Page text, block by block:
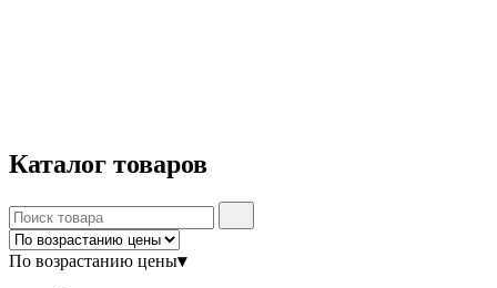
Каталог товаров
По возрастанию цены▾